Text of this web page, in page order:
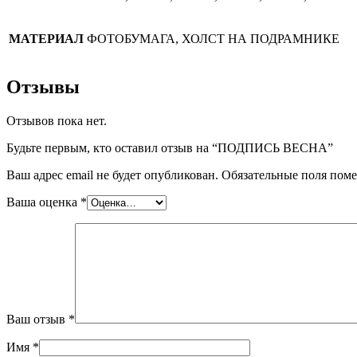
МАТЕРИАЛ ФОТОБУМАГА, ХОЛСТ НА ПОДРАМНИКЕ
Отзывы
Отзывов пока нет.
Будьте первым, кто оставил отзыв на “ПОДПИСЬ ВЕСНА”
Ваш адрес email не будет опубликован. Обязательные поля
Ваша оценка *
Ваш отзыв *
Имя *